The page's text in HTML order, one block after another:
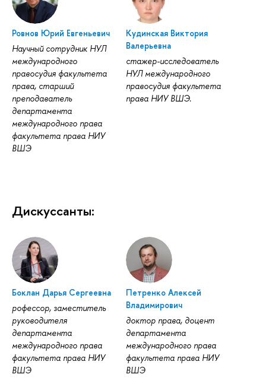
Ровнов Юрий Евгеньевич
Научный сотрудник НУЛ
международного
правосудия факультета
права, старший
преподаватель
департамента
международного права
факультета права НИУ
ВШЭ
Кудинская Виктория
Валерьевна
стажер-исследователь
НУЛ международного
правосудия факультета
права НИУ ВШЭ.
Дискуссанты:
Боклан Дарья Сергеевна
рофессор, заместитель
руководителя
департамента
международного права
факультета права НИУ
ВШЭ
Петренко Алексей
Владимирович
доктор права, доцент
департамента
международного права
факультета права НИУ
ВШЭ